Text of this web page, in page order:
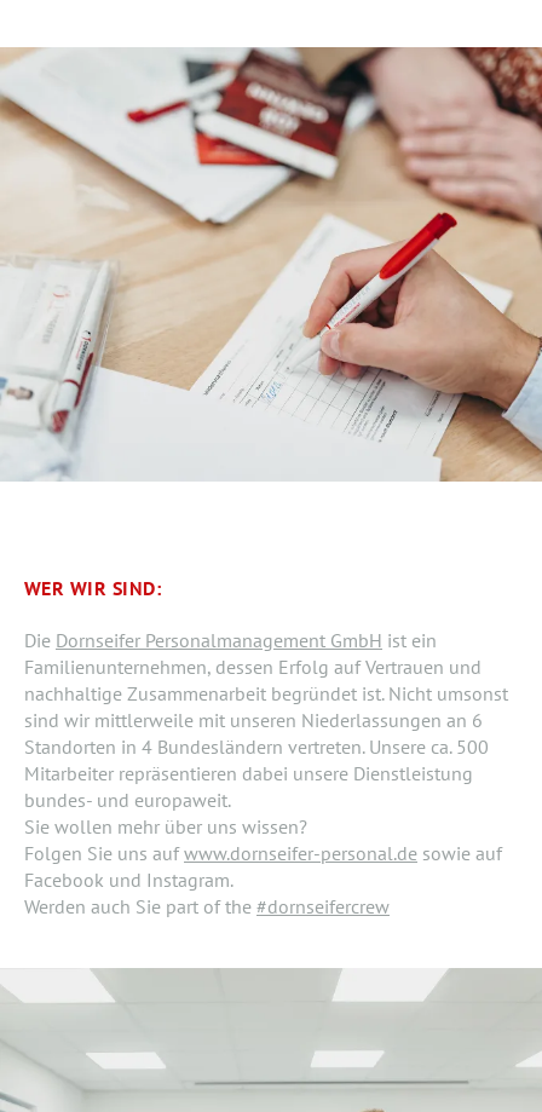
WER WIR SIND:
Die Dornseifer Personalmanagement GmbH ist ein
Familienunternehmen, dessen Erfolg auf Vertrauen und
nachhaltige Zusammenarbeit begründet ist. Nicht umsonst
sind wir mittlerweile mit unseren Niederlassungen an 6
Standorten in 4 Bundesländern vertreten. Unsere ca. 500
Mitarbeiter repräsentieren dabei unsere Dienstleistung
bundes- und europaweit.
Sie wollen mehr über uns wissen?
Folgen Sie uns aufwww.dornseifer-personal.de sowie auf
Facebook und Instagram.
Werden auch Sie part of the #dornseifercrew